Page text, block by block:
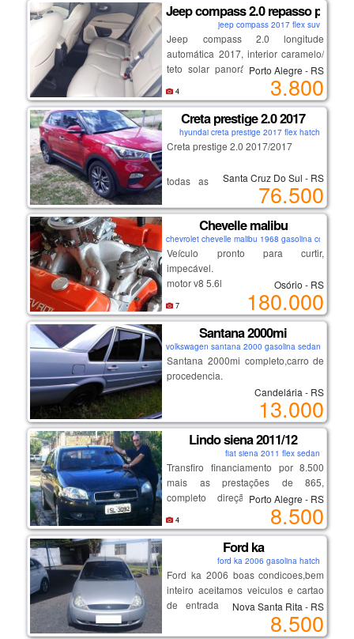
Jeep compass 2.0 repasso para
jeep compass 2017 flex suv
Jeep compass 2.0 longitude
automática 2017, interior caramelo/
teto solar panorâmico/ bancos em
couro/ multimídia com gps/ partida
botão start&stop/ câmera de ré/ com
baixa km/ pelicula protetora / pneus
novos. passo para assumir as
prestações de r$997 e r$3800, faço
Porto Alegre - RS
3.800
4
Creta prestige 2.0 2017
hyundai creta prestige 2017 flex hatch
Creta prestige 2.0 2017/2017
todas as revisões realizadas na
Santa Cruz Do Sul - RS
76.500
Chevelle malibu
chevrolet chevelle malibu 1968 gasolina coupe
Veículo pronto para curtir,
impecável.
motor v8 5.6l
caixa de câmbio automática.
interior perfeito.
direção hidráulica
freio a disco na dianteira.
motor com cabeçotes de alumínio,
coletor de admissão alta
performance em alumínio, coletor de
saida em aço inoxidável, inclusive
todo o escapamento em aço
inoxidável.
carburador quadrijet edelbruk novo.
radiador de alumínio com cooler
para refrigeração do óleo da caixa
automatica.
rodas e pneus especiais.
Osório - RS
180.000
7
Santana 2000mi
volkswagen santana 2000 gasolina sedan
Santana 2000mi completo,carro de
procedencia.
Candelária - RS
13.000
Lindo siena 2011/12
fiat siena 2011 flex sedan
Transfiro financiamento por 8.500
mais as prestações de 865,
completo direção hidráulica, ar
condicionado,rádio,rastreador,
bonito de lata, estofamento, motor,
carro muito econômico contato 51
981158448 waldir
Porto Alegre - RS
8.500
4
Ford ka
ford ka 2006 gasolina hatch
Ford ka 2006 boas condicoes,bem
inteiro aceitamos veiculos e cartao
de entrada r$ 8.500,00 telefone
Nova Santa Rita - RS
8.500